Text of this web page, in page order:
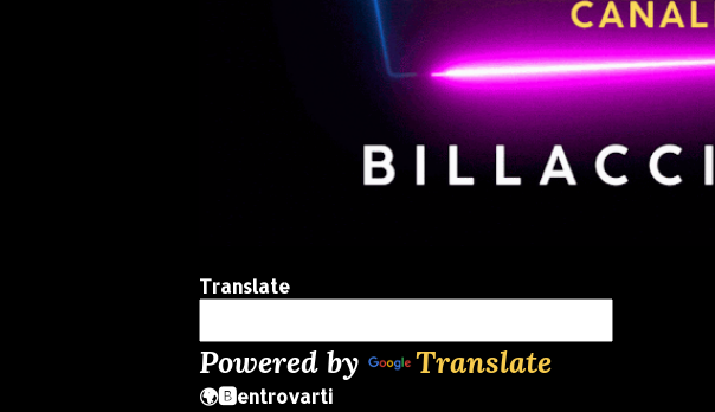
Translate
Powered by Translate
🌍🅱️entrovarti